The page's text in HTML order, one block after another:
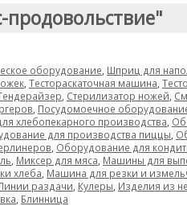
продовольствие"
оборудование Шприц для
Тестораскаточная машина
Стерилизатор ножей
Посудомоечное
хлебопекарного производства
для производства пиццы
Оборудование для
Миксер для мяса Машины для
хлеба Машина для резки и
раздачи Кулеры Изделия из
Блинница